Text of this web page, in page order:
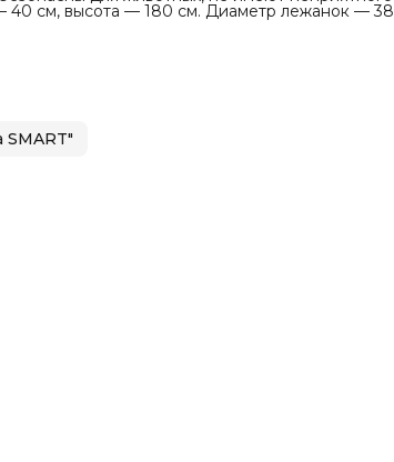
40 см, высота — 180 см. Диаметр лежанок — 38
SMART"